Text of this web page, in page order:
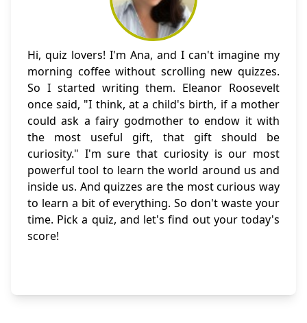
Hi, quiz lovers! I'm Ana, and I can't imagine my
morning coffee without scrolling new quizzes.
So I started writing them. Eleanor Roosevelt
once said, "I think, at a child's birth, if a mother
could ask a fairy godmother to endow it with
the most useful gift, that gift should be
curiosity." I'm sure that curiosity is our most
powerful tool to learn the world around us and
inside us. And quizzes are the most curious way
to learn a bit of everything. So don't waste your
time. Pick a quiz, and let's find out your today's
score!